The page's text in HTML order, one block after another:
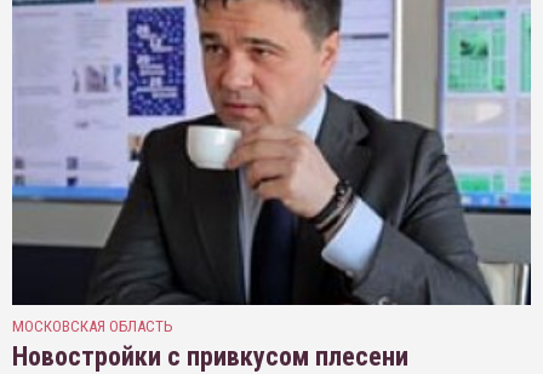
МОСКОВСКАЯ ОБЛАСТЬ
Новостройки с привкусом плесени